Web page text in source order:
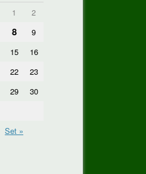
1
2
8
9
15
16
22
23
29
30
Set »